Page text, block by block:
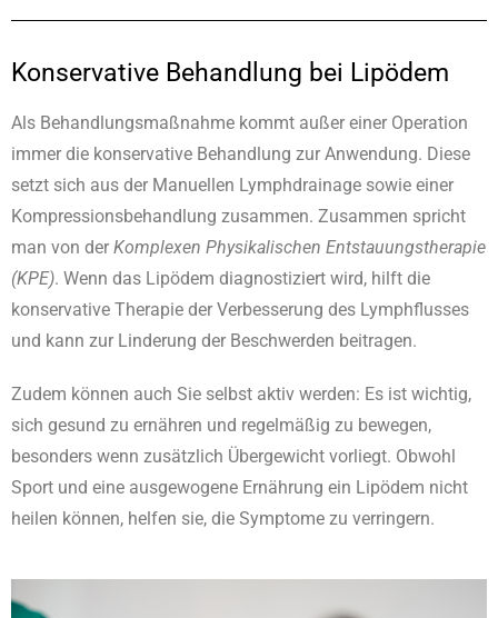
Konservative Behandlung bei Lipödem
Als Behandlungsmaßnahme kommt außer einer Operation
immer die konservative Behandlung zur Anwendung. Diese
setzt sich aus der Manuellen Lymphdrainage sowie einer
Kompressionsbehandlung zusammen. Zusammen spricht
man von der Komplexen Physikalischen Entstauungstherapie
(KPE). Wenn das Lipödem diagnostiziert wird, hilft die
konservative Therapie der Verbesserung des Lymphflusses
und kann zur Linderung der Beschwerden beitragen.
Zudem können auch Sie selbst aktiv werden: Es ist wichtig,
sich gesund zu ernähren und regelmäßig zu bewegen,
besonders wenn zusätzlich Übergewicht vorliegt. Obwohl
Sport und eine ausgewogene Ernährung ein Lipödem nicht
heilen können, helfen sie, die Symptome zu verringern.